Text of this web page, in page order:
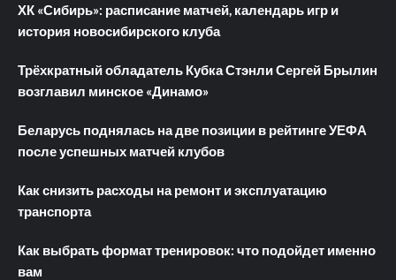
ХК «Сибирь»: расписание матчей, календарь игр и
история новосибирского клуба
Трёхкратный обладатель Кубка Стэнли Сергей Брылин
возглавил минское «Динамо»
Беларусь поднялась на две позиции в рейтинге УЕФА
после успешных матчей клубов
Как снизить расходы на ремонт и эксплуатацию
транспорта
Как выбрать формат тренировок: что подойдет именно
вам